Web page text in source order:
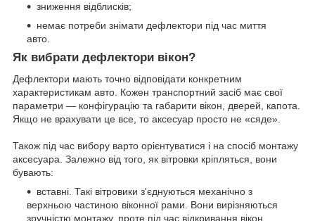
зниження відблисків;
немає потреби знімати дефлектори під час миття
авто.
Як вибрати дефлектори вікон?
Дефлектори мають точно відповідати конкретним
характеристикам авто. Кожен транспортний засіб має свої
параметри — конфігурацію та габарити вікон, дверей, капота.
Якщо не врахувати це все, то аксесуар просто не «сяде».
Також під час вибору варто орієнтуватися і на спосіб монтажу
аксесуара. Залежно від того, як вітровки кріпляться, вони
бувають:
вставні. Такі вітровики з'єднуються механічно з
верхньою частиною віконної рами. Вони вирізняються
зручністю монтажу, проте під час відкривання вікон